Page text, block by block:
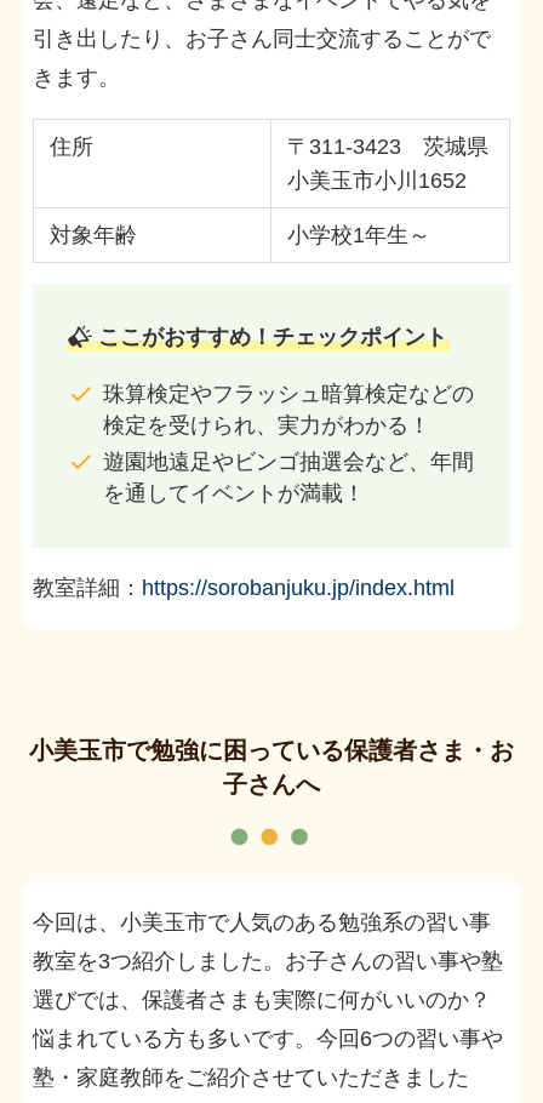
引き出したり、お子さん同士交流することがで
きます。
住所
〒311-3423 茨城県
小美玉市小川1652
対象年齢 小学校1年生～
ここがおすすめ！チェックポイント
珠算検定やフラッシュ暗算検定などの
検定を受けられ、実力がわかる！
遊園地遠足やビンゴ抽選会など、年間
を通してイベントが満載！
教室詳細： https://sorobanjuku.jp/index.html
小美玉市で勉強に困っている保護者さま・お
子さんへ
今回は、小美玉市で人気のある勉強系の習い事
教室を3つ紹介しました。お子さんの習い事や塾
選びでは、保護者さまも実際に何がいいのか？
悩まれている方も多いです。今回6つの習い事や
塾・家庭教師をご紹介させていただきました